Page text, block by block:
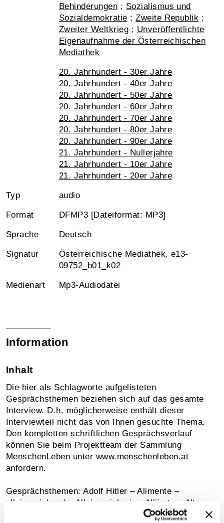
Behinderungen ; Sozialismus und
Sozialdemokratie ;Zweite Republik ;
Zweiter Weltkrieg ; Unveröffentlichte
Eigenaufnahme der Österreichischen
Mediathek
20. Jahrhundert - 30er Jahre
20. Jahrhundert - 40er Jahre
20. Jahrhundert - 50er Jahre
20. Jahrhundert - 60er Jahre
20. Jahrhundert - 70er Jahre
20. Jahrhundert - 80er Jahre
20. Jahrhundert - 90er Jahre
21. Jahrhundert - Nullerjahre
21. Jahrhundert - 10er Jahre
21. Jahrhundert - 20er Jahre
Typ audio
Format DFMP3 [Dateiformat: MP3]
Sprache Deutsch
Signatur
Österreichische Mediathek, e13-
09752_b01_k02
Medienart Mp3-Audiodatei
Information
Inhalt
Die hier als Schlagworte aufgelisteten
Gesprächsthemen beziehen sich auf das gesamte
Interview. D.h. möglicherweise enthält dieser
Interviewteil nicht das von Ihnen gesuchte Thema.
Den kompletten schriftlichen Gesprächsverlauf
können Sie beim Projektteam der Sammlung
MenschenLeben unter www.menschenleben.at
anfordern.
Gesprächsthemen: Adolf Hitler – Alimente –
alleinerziehend – Alleinerzieherin - Alliierte – Alter –
Altersheim – Anstellung – Arbeit – Arbeiten mit Kind –